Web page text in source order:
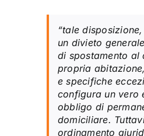
“tale
un divieto
di spostamento al
propria
e specifiche
configura un vero
obbligo di
domiciliare.
ordinamento